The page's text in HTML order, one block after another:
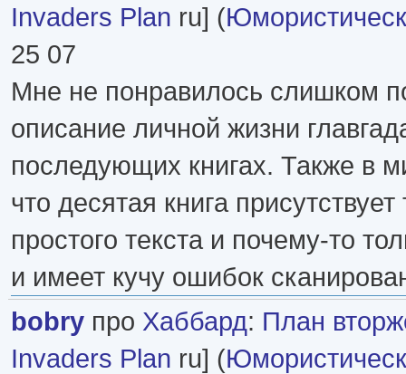
Invaders Plan ru] (
25 07
Мне не понравилось слишком
описание личной жизни
последующих книгах. Также в
что десятая книга
простого текста и почему-то
и имеет кучу ошибок
bobry про Хаббард: План
Invaders Plan ru] (